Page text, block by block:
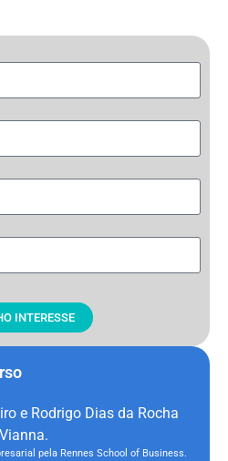
INTERESSE
e Rodrigo Dias da Rocha
Vianna.
pela Rennes School of Business.